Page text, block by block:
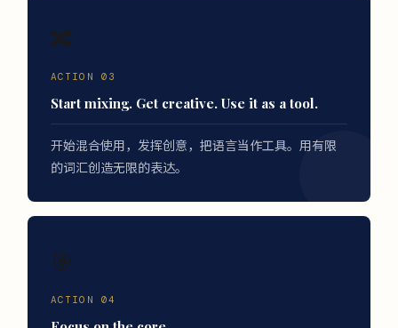
🔀
ACTION 03
Start mixing. Get creative. Use it as a tool.
开始混合使用，发挥创意，把语言当作工具。用有限
的词汇创造无限的表达。
🎯
ACTION 04